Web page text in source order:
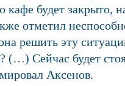
кафе будет закрыто,
отметил
решить эту
Сейчас будет
Аксенов.